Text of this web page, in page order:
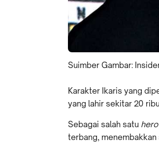
Suimber Gambar:
Karakter Ikaris yang
yang lahir sekitar 20
Sebagai salah satu hero
terbang,